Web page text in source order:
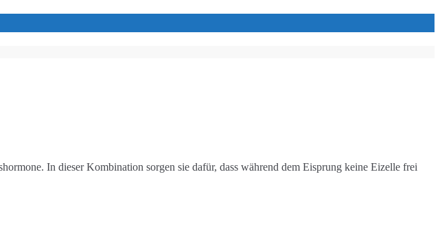
In dieser Kombination sorgen sie dafür, dass während dem Eisprung keine Eizelle frei